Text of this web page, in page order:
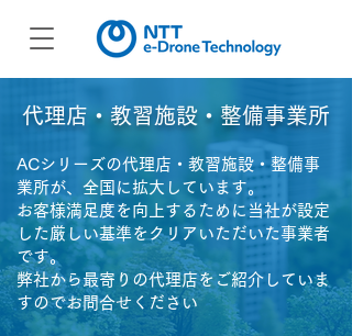
​代理店・教習施設・整備事業所
ACシリーズの代理店・教習施設・整備事
業所が、全国に拡大しています。
お客様満足度を向上するために当社が設定
した厳しい基準をクリアいただいた事業者
です。
​弊社から最寄りの代理店をご紹介していま
すのでお問合せください